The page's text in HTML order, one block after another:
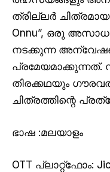
ത്രില്ലർ ചിത്രമായ
Onnu”, ഒരു
നടക്കുന്ന
തിരക്കഥയും
ചിത്രത്തിന്റെ
ഭാഷ :മലയാളം
OTT പ്ലാറ്റ്ഫോം: